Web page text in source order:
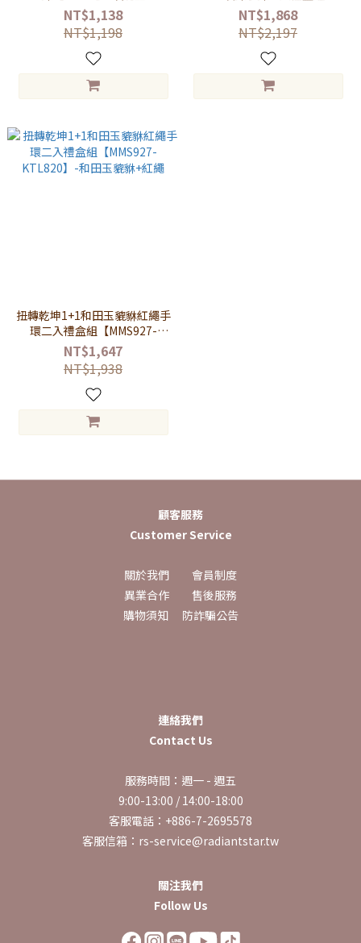
NT$1,138
NT$1,198
【MMS906】-項鍊+手鍊
NT$1,868
NT$2,197
扭轉乾坤1+1和田玉貔貅紅繩手
環二入禮盒組【MMS927-
KTL820】-和田玉貔貅+紅繩
NT$1,647
NT$1,938
顧客服務
Customer Service
關於我們
會員制度
異業合作
售後服務
購物須知
防詐騙公告
連絡我們
Contact Us
服務時間：週一 - 週五
9:00-13:00 / 14:00-18:00
客服電話：+886-7-2695578
客服信箱：rs-service@radiantstar.tw
關注我們
Follow Us